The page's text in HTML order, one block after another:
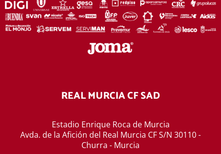
REAL MURCIA CF SAD
Estadio Enrique Roca de Murcia
Avda. de la Afición del Real Murcia CF S/N 30110 -
Churra - Murcia